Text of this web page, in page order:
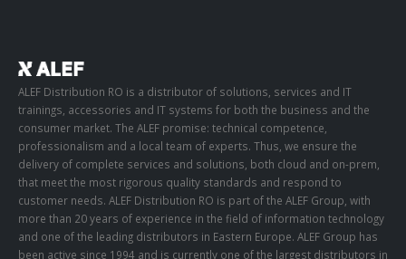
ALEF Distribution RO is a distributor of solutions, services and IT
trainings, accessories and IT systems for both the business and the
consumer market. The ALEF promise: technical competence,
professionalism and a local team of experts. Thus, we ensure the
delivery of complete services and solutions, both cloud and on-prem,
that meet the most rigorous quality standards and respond to
customer needs. ALEF Distribution RO is part of the ALEF Group, with
more than 20 years of experience in the field of information technology
and one of the leading distributors in Eastern Europe. ALEF Group has
been active since 1994 and is currently one of the largest distributors in